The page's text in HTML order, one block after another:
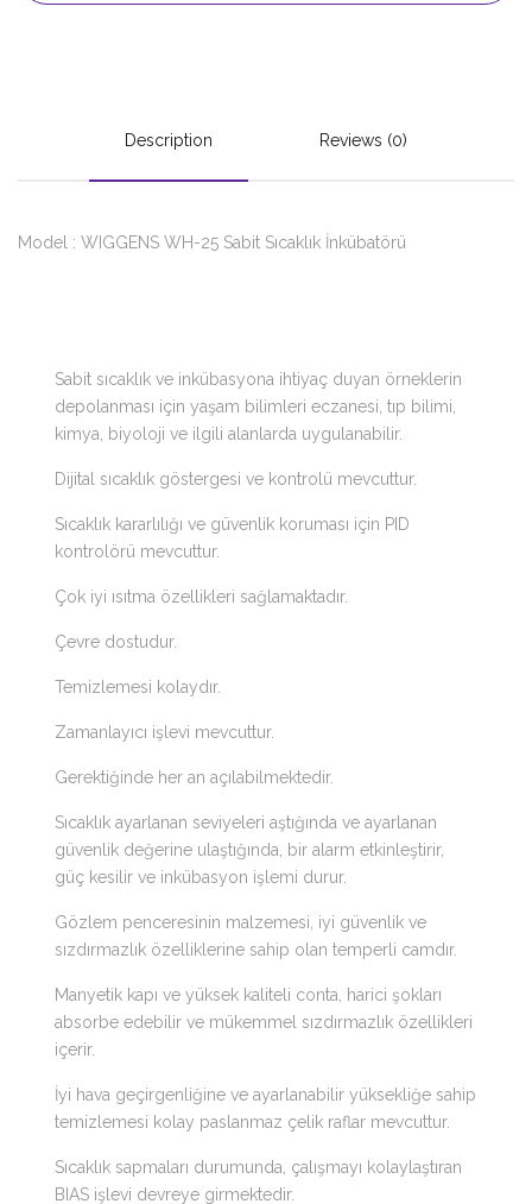
Description Reviews (0)
Model : WIGGENS WH-25 Sabit Sıcaklık İnkübatörü
Sabit sıcaklık ve inkübasyona ihtiyaç duyan örneklerin
depolanması için yaşam bilimleri eczanesi, tıp bilimi,
kimya, biyoloji ve ilgili alanlarda uygulanabilir.
Dijital sıcaklık göstergesi ve kontrolü mevcuttur.
Sıcaklık kararlılığı ve güvenlik koruması için PID
kontrolörü mevcuttur.
Çok iyi ısıtma özellikleri sağlamaktadır.
Çevre dostudur.
Temizlemesi kolaydır.
Zamanlayıcı işlevi mevcuttur.
Gerektiğinde her an açılabilmektedir.
Sıcaklık ayarlanan seviyeleri aştığında ve ayarlanan
güvenlik değerine ulaştığında, bir alarm etkinleştirir,
güç kesilir ve inkübasyon işlemi durur.
Gözlem penceresinin malzemesi, iyi güvenlik ve
sızdırmazlık özelliklerine sahip olan temperli camdır.
Manyetik kapı ve yüksek kaliteli conta, harici şokları
absorbe edebilir ve mükemmel sızdırmazlık özellikleri
içerir.
İyi hava geçirgenliğine ve ayarlanabilir yüksekliğe sahip
temizlemesi kolay paslanmaz çelik raflar mevcuttur.
Sıcaklık sapmaları durumunda, çalışmayı kolaylaştıran
BIAS işlevi devreye girmektedir.